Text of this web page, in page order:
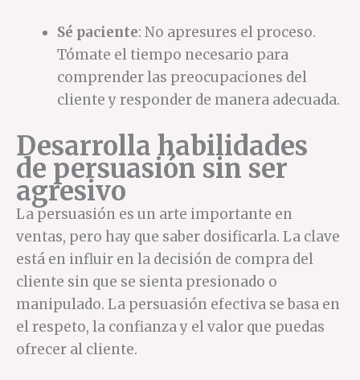
Sé paciente: No apresures el proceso.
Tómate el tiempo necesario para
comprender las preocupaciones del
cliente y responder de manera adecuada.
Desarrolla habilidades
de persuasión sin ser
agresivo
La persuasión es un arte importante en
ventas, pero hay que saber dosificarla. La clave
está en influir en la decisión de compra del
cliente sin que se sienta presionado o
manipulado. La persuasión efectiva se basa en
el respeto, la confianza y el valor que puedas
ofrecer al cliente.